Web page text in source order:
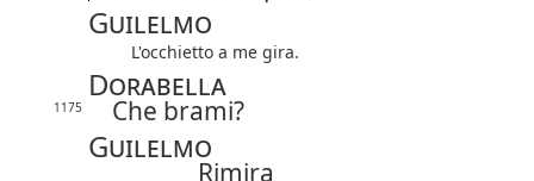
Guilelmo
L'occhietto a me gira.
Dorabella
1175 Che brami?
Guilelmo
Rimira